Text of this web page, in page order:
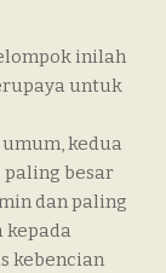
inilah
untuk
kedua
besar
dan paling
kepada
kebencian